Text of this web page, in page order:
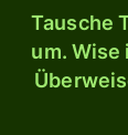
Tausche
um. Wise